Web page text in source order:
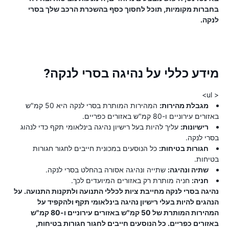
בחברות מקומיות, תוכל לחסוך כסף בהשכרת הרכב שלך בסרי
לנקה.
מידע כללי על נהיגה בסרי לנקה?
< ul>
מגבלת מהירות:
המהירות המותרת בסרי לנקה היא 50 קמ"ש
באזורים עירוניים ו-80 קמ"ש באזורים כפריים.
רישיונות: עליך להיות בעל רישיון נהיגה בינלאומי תקף כדי לנהוג
בסרי לנקה.
חגורות בטיחות: כל הנוסעים במכונית חייבים לחגור חגורות
בטיחות.
שתיה ונהיגה: שתייה ונהיגה אסורה בהחלט בסרי לנקה.
חניה: חניה מותרת רק באזורים המיועדים לכך.
נהיגה בסרי לנקה מחייבת ציות לכללי התנועה ולתקנות התנועה. על
הנהגים להיות בעלי רישיון נהיגה בינלאומי תקף ולהקפיד על
המהירות המותרת של 50 קמ"ש באזורים עירוניים ו-80 קמ"ש
באזורים כפריים. כל הנוסעים חייבים לחגור חגורות בטיחות,